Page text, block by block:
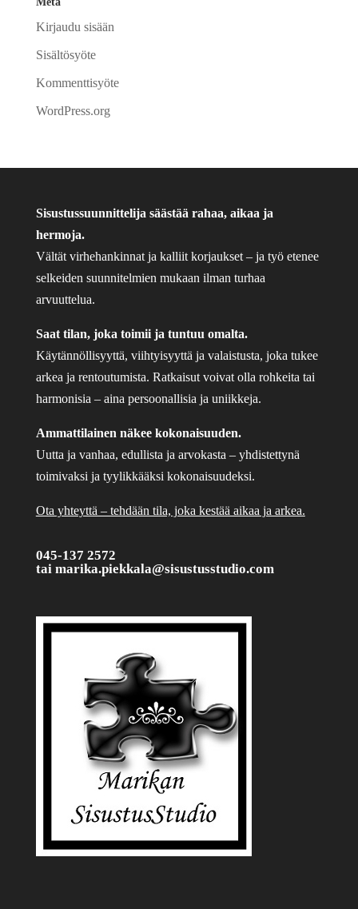
Kirjaudu sisään
Sisältösyöte
Kommenttisyöte
WordPress.org
Sisustussuunnittelija säästää rahaa, aikaa ja
hermoja.
Vältät virhehankinnat ja kalliit korjaukset – ja työ etenee
selkeiden suunnitelmien mukaan ilman turhaa
arvuuttelua.
Saat tilan, joka toimii ja tuntuu omalta.
Käytännöllisyyttä, viihtyisyyttä ja valaistusta, joka tukee
arkea ja rentoutumista. Ratkaisut voivat olla rohkeita tai
harmonisia – aina persoonallisia ja uniikkeja.
Ammattilainen näkee kokonaisuuden.
Uutta ja vanhaa, edullista ja arvokasta – yhdistettynä
toimivaksi ja tyylikkääksi kokonaisuudeksi.
Ota yhteyttä – tehdään tila, joka kestää aikaa ja arkea.
045-137 2572
tai marika.piekkala@sisustusstudio.com